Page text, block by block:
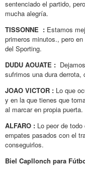
sentenciado el partido,
mucha alegría.
TISSONNE : Estamos
primeros minutos., pero
del Sporting.
DUDU AOUATE :
sufrimos una dura derrota,
JOAO VICTOR : Lo que
y en la que tienes que
al marcar en propia puerta.
ALFARO : Lo peor de
empates pasados con el
conseguirlos.
Biel Capllonch para